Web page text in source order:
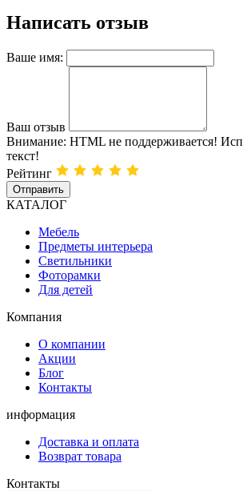
Написать отзыв
Ваше имя:
Ваш отзыв
Внимание: HTML не поддерживается!
текст!
Рейтинг
Отправить
КАТАЛОГ
Мебель
Предметы интерьера
Светильники
Фоторамки
Для детей
Компания
О компании
Акции
Блог
Контакты
информация
Доставка и оплата
Возврат товара
Контакты